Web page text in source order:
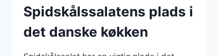
Spidskålssalatens plads i
det danske køkken